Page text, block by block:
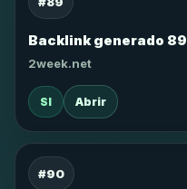
Backlink generado 89
2week.net
SI Abrir
#90